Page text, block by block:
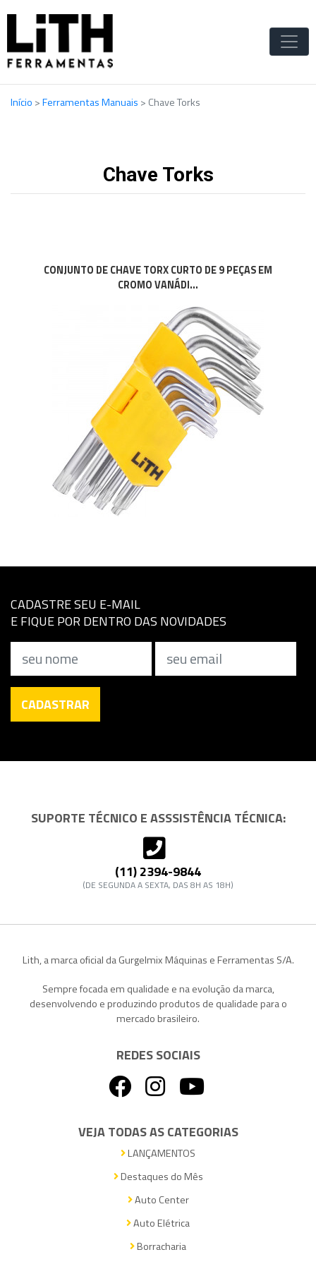
Início >Ferramentas Manuais > Chave Torks
Chave Torks
CONJUNTO DE CHAVE TORX CURTO DE 9 PEÇAS EM
CROMO VANÁDI...
CADASTRE SEU E-MAIL
E FIQUE POR DENTRO DAS NOVIDADES
CADASTRAR
SUPORTE TÉCNICO E ASSSISTÊNCIA TÉCNICA:
(11) 2394-9844
(DE SEGUNDA A SEXTA, DAS 8H AS 18H)
Lith, a marca oficial da Gurgelmix Máquinas e Ferramentas S/A.
Sempre focada em qualidade e na evolução da marca,
desenvolvendo e produzindo produtos de qualidade para o
mercado brasileiro.
REDES SOCIAIS
VEJA TODAS AS CATEGORIAS
LANÇAMENTOS
Destaques do Mês
Auto Center
Auto Elétrica
Borracharia